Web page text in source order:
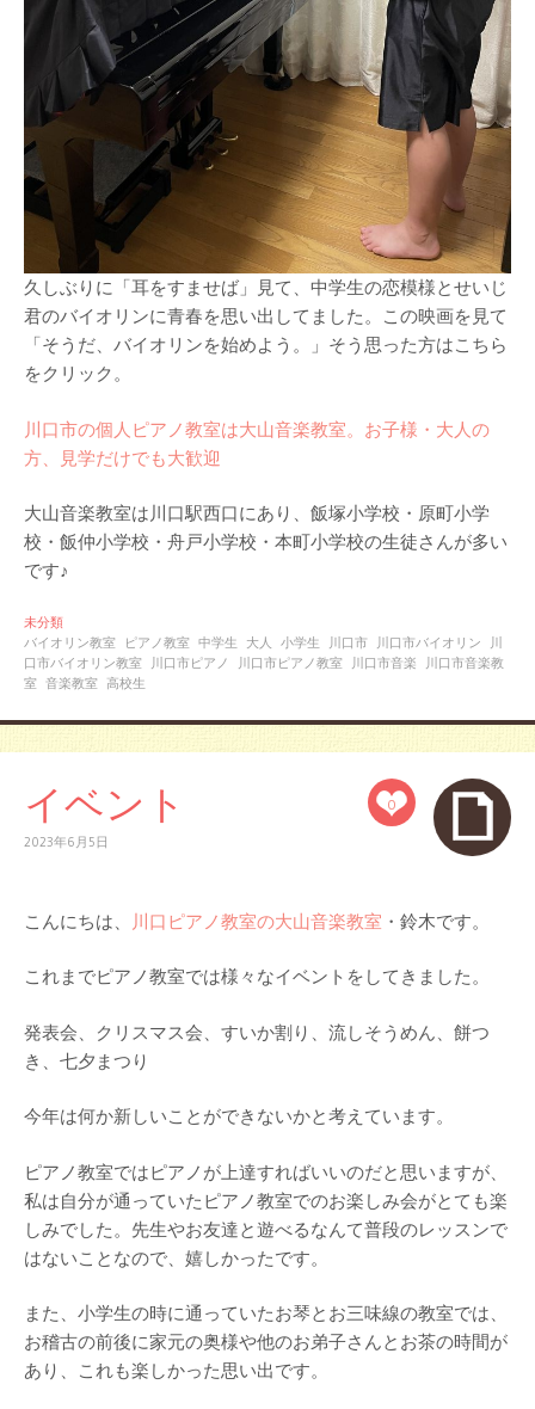
久しぶりに「耳をすませば」見て、中学生の恋模様とせいじ
君のバイオリンに青春を思い出してました。この映画を見て
「そうだ、バイオリンを始めよう。」そう思った方はこちら
をクリック。
川口市の個人ピアノ教室は大山音楽教室。お子様・大人の
方、見学だけでも大歓迎
大山音楽教室は川口駅西口にあり、飯塚小学校・原町小学
校・飯仲小学校・舟戸小学校・本町小学校の生徒さんが多い
です♪
未分類
バイオリン教室
ピアノ教室 中学生 大人 小学生 川口市 川口市バイオリン
川
口市バイオリン教室
川口市ピアノ 川口市ピアノ教室 川口市音楽
川口市音楽教
室 音楽教室 高校生
0
イベント
2023年6月5日
こんにちは、 川口ピアノ教室の大山音楽教室 ・鈴木です。
これまでピアノ教室では様々なイベントをしてきました。
発表会、クリスマス会、すいか割り、流しそうめん、餅つ
き、七夕まつり
今年は何か新しいことができないかと考えています。
ピアノ教室ではピアノが上達すればいいのだと思いますが、
私は自分が通っていたピアノ教室でのお楽しみ会がとても楽
しみでした。先生やお友達と遊べるなんて普段のレッスンで
はないことなので、嬉しかったです。
また、小学生の時に通っていたお琴とお三味線の教室では、
お稽古の前後に家元の奥様や他のお弟子さんとお茶の時間が
あり、これも楽しかった思い出です。